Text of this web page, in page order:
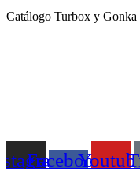
Catálogo Turbox y Gonka
Facebook-